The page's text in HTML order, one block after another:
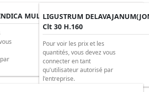
MULTITRONC Clt 80 H.175/200
LIGUSTRUM
Clt 30 H.160
Pour voir les prix et les
quantités, vous devez vous
connecter en tant
qu'utilisateur autorisé par
l'entreprise.